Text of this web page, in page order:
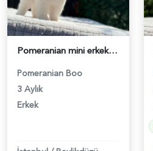
Pomeranian mini erkek yavrumuz teddy - 6256
Pomeranian Boo
3 Aylık
Erkek